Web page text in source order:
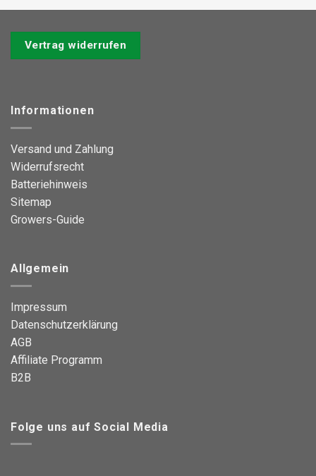
Vertrag widerrufen
Informationen
Versand und Zahlung
Widerrufsrecht
Batteriehinweis
Sitemap
Growers-Guide
Allgemein
Impressum
Datenschutzerklärung
AGB
Affiliate Programm
B2B
Folge uns auf Social Media